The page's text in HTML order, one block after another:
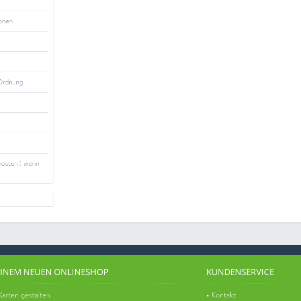
( wenn
NEUEN ONLINESHOP
gestalten.
KUNDENSERVICE
Kontakt